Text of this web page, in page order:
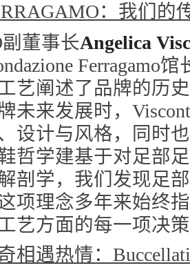
：我们的
董事长Angelica
Ferragamo馆
艺阐述了品牌的历
未来发展时，
设计与风格，同时
哲学建基于对足部
剖学，我们发现足
项理念多年来始终
艺方面的每一项决
相遇热情：